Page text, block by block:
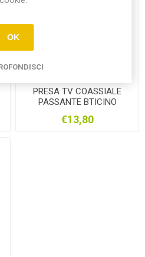
PRESA TV COASSIALE
PASSANTE BTICINO
JW4202P14
€13,80
OK